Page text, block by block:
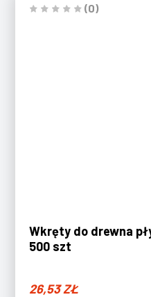
(0)
Wkręty do drewna
500 szt
26,53ZŁ